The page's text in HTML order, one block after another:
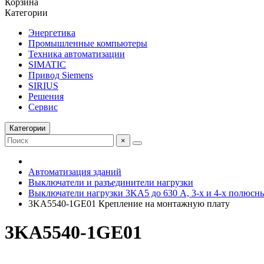
Корзина
Категории
Энергетика
Промышленные компьютеры
Техника автоматизации
SIMATIC
Привод Siemens
SIRIUS
Решения
Сервис
Категории
×
Автоматизация зданий
Выключатели и разъединители нагрузки
Выключатели нагрузки 3KA5 до 630 A, 3-х и 4-х
3KA5540-1GE01 Крепление на монтажную плату
3KA5540-1GE01